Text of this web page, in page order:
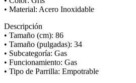
• Material: Acero Inoxidable
Descripción
• Tamaño (cm): 86
• Tamaño (pulgadas): 34
• Subcategoría: Gas
• Funcionamiento: Gas
• Tipo de Parrilla: Empotrable